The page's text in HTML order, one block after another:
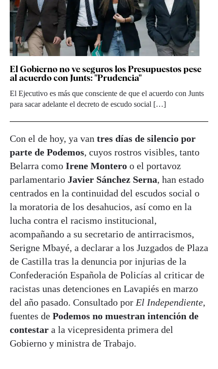
El Gobierno no ve seguros los Presupuestos pese
al acuerdo con Junts: "Prudencia"
El Ejecutivo es más que consciente de que el acuerdo con Junts
para sacar adelante el decreto de escudo social […]
Con el de hoy, ya van tres días de silencio por
parte de Podemos, cuyos rostros visibles, tanto
Belarra como Irene Montero o el portavoz
parlamentario Javier Sánchez Serna, han estado
centrados en la continuidad del escudos social o
la moratoria de los desahucios, así como en la
lucha contra el racismo institucional,
acompañando a su secretario de antirracismos,
Serigne Mbayé, a declarar a los Juzgados de Plaza
de Castilla tras la denuncia por injurias de la
Confederación Española de Policías al criticar de
racistas unas detenciones en Lavapiés en marzo
del año pasado. Consultado por El Independiente,
fuentes de Podemos no muestran intención de
contestar a la vicepresidenta primera del
Gobierno y ministra de Trabajo.